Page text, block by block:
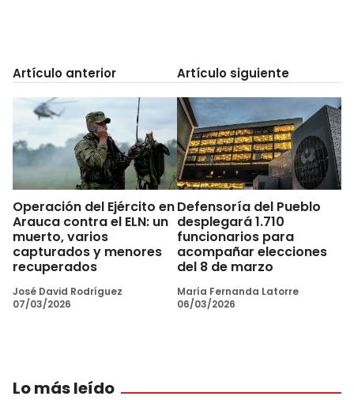
Artículo anterior
Operación del Ejército en
Arauca contra el ELN: un
muerto, varios
capturados y menores
recuperados
José David Rodríguez
07/03/2026
Artículo siguiente
Defensoría del Pueblo
desplegará 1.710
funcionarios para
acompañar elecciones
del 8 de marzo
María Fernanda Latorre
06/03/2026
Lo más leído